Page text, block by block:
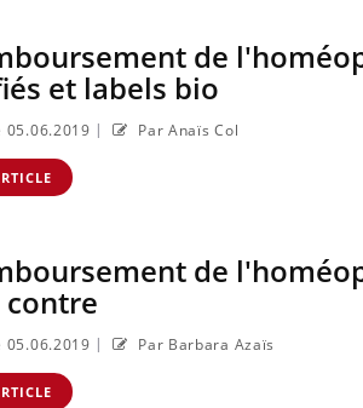
de
et labels bio
05.06.2019 | Par Anaïs Col
de
contre
05.06.2019 | Par Barbara Azaïs